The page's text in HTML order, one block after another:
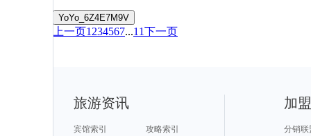
YoYo_6Z4E7M9V
上一页1 234567...11下一页
旅游资讯
宾馆索引
攻略索引
加
分销联